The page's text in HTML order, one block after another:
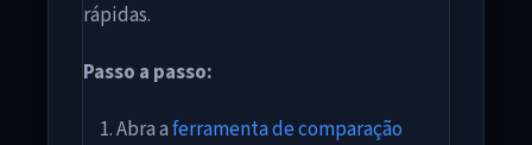
rápidas.
Passo a passo:
Abra aferramenta de comparação